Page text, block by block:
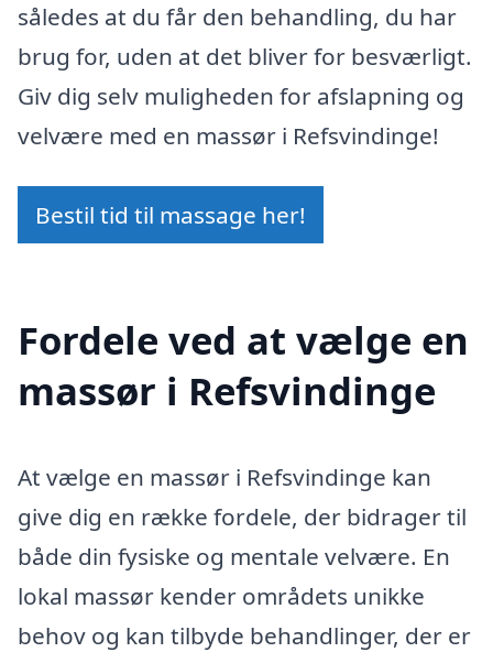
således at du får den behandling, du har
brug for, uden at det bliver for besværligt.
Giv dig selv muligheden for afslapning og
velvære med en massør i Refsvindinge!
Bestil tid til massage her!
Fordele ved at vælge en
massør i Refsvindinge
At vælge en massør i Refsvindinge kan
give dig en række fordele, der bidrager til
både din fysiske og mentale velvære. En
lokal massør kender områdets unikke
behov og kan tilbyde behandlinger, der er